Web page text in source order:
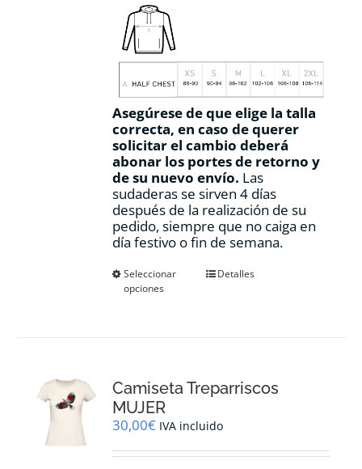
Asegúrese de que elige la talla
correcta, en caso de querer
solicitar el cambio deberá
abonar los portes de retorno y
de su nuevo envío. Las
sudaderas se sirven 4 días
después de la realización de su
pedido, siempre que no caiga en
día festivo o fin de semana.
Seleccionar
opciones
Este
se
elegir
en
la
Detalles
Camiseta Treparriscos
MUJER
30,00€ IVA incluido